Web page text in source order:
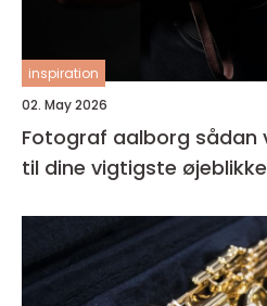
inspiration
02. May 2026
Fotograf aalborg sådan vælger du den rette
til dine vigtigste øjeblikke